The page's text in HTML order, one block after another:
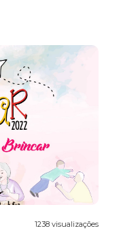
1238 visualizações